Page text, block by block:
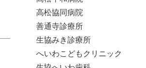
高松協同病院
善通寺診療所
生協みき診療所
へいわこどもクリニック